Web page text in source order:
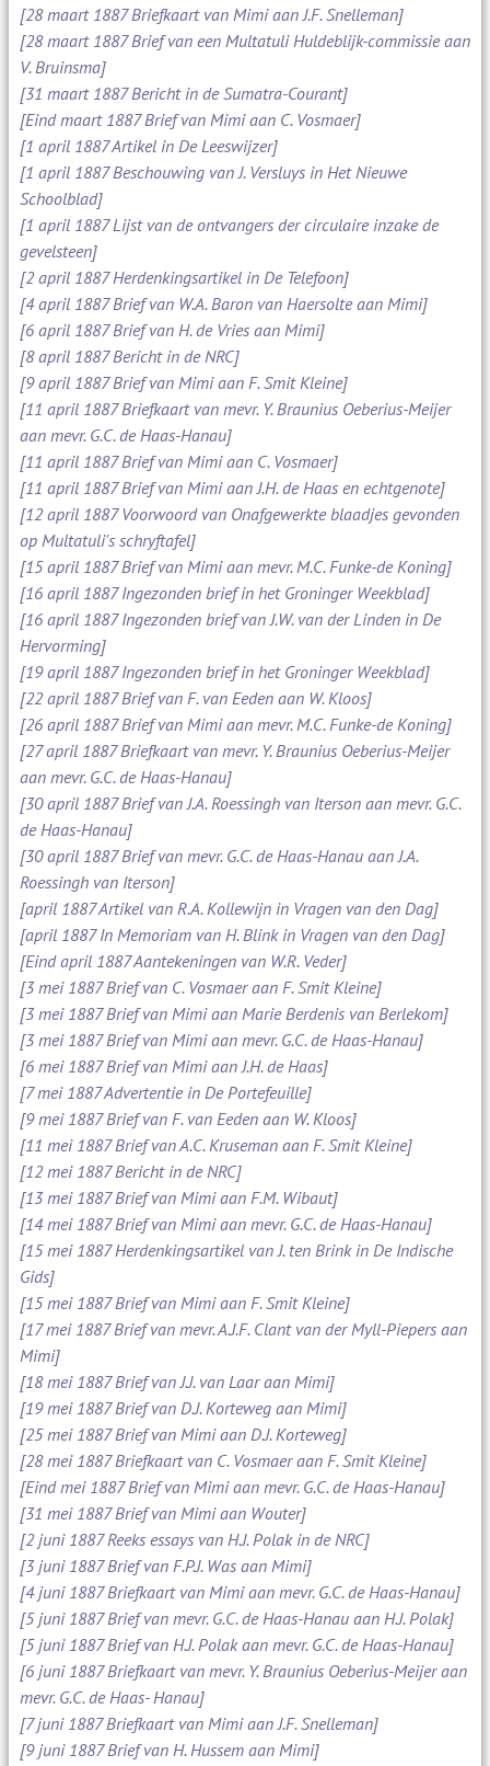
[28 maart 1887 Briefkaart van Mimi aan J.F. Snelleman]
[28 maart 1887 Brief van een Multatuli Huldeblijk-commissie aan
V. Bruinsma]
[31 maart 1887 Bericht in de Sumatra-Courant]
[Eind maart 1887 Brief van Mimi aan C. Vosmaer]
[1 april 1887 Artikel in De Leeswijzer]
[1 april 1887 Beschouwing van J. Versluys in Het Nieuwe
Schoolblad]
[1 april 1887 Lijst van de ontvangers der circulaire inzake de
gevelsteen]
[2 april 1887 Herdenkingsartikel in De Telefoon]
[4 april 1887 Brief van W.A. Baron van Haersolte aan Mimi]
[6 april 1887 Brief van H. de Vries aan Mimi]
[8 april 1887 Bericht in de NRC]
[9 april 1887 Brief van Mimi aan F. Smit Kleine]
[11 april 1887 Briefkaart van mevr. Y. Braunius Oeberius-Meijer
aan mevr. G.C. de Haas-Hanau]
[11 april 1887 Brief van Mimi aan C. Vosmaer]
[11 april 1887 Brief van Mimi aan J.H. de Haas en echtgenote]
[12 april 1887 Voorwoord van Onafgewerkte blaadjes gevonden
op Multatuli's schryftafel]
[15 april 1887 Brief van Mimi aan mevr. M.C. Funke-de Koning]
[16 april 1887 Ingezonden brief in het Groninger Weekblad]
[16 april 1887 Ingezonden brief van J.W. van der Linden in De
Hervorming]
[19 april 1887 Ingezonden brief in het Groninger Weekblad]
[22 april 1887 Brief van F. van Eeden aan W. Kloos]
[26 april 1887 Brief van Mimi aan mevr. M.C. Funke-de Koning]
[27 april 1887 Briefkaart van mevr. Y. Braunius Oeberius-Meijer
aan mevr. G.C. de Haas-Hanau]
[30 april 1887 Brief van J.A. Roessingh van Iterson aan mevr. G.C.
de Haas-Hanau]
[30 april 1887 Brief van mevr. G.C. de Haas-Hanau aan J.A.
Roessingh van Iterson]
[april 1887 Artikel van R.A. Kollewijn in Vragen van den Dag]
[april 1887 In Memoriam van H. Blink in Vragen van den Dag]
[Eind april 1887 Aantekeningen van W.R. Veder]
[3 mei 1887 Brief van C. Vosmaer aan F. Smit Kleine]
[3 mei 1887 Brief van Mimi aan Marie Berdenis van Berlekom]
[3 mei 1887 Brief van Mimi aan mevr. G.C. de Haas-Hanau]
[6 mei 1887 Brief van Mimi aan J.H. de Haas]
[7 mei 1887 Advertentie in De Portefeuille]
[9 mei 1887 Brief van F. van Eeden aan W. Kloos]
[11 mei 1887 Brief van A.C. Kruseman aan F. Smit Kleine]
[12 mei 1887 Bericht in de NRC]
[13 mei 1887 Brief van Mimi aan F.M. Wibaut]
[14 mei 1887 Brief van Mimi aan mevr. G.C. de Haas-Hanau]
[15 mei 1887 Herdenkingsartikel van J. ten Brink in De Indische
Gids]
[15 mei 1887 Brief van Mimi aan F. Smit Kleine]
[17 mei 1887 Brief van mevr. A.J.F. Clant van der Myll-Piepers aan
Mimi]
[18 mei 1887 Brief van J.J. van Laar aan Mimi]
[19 mei 1887 Brief van D.J. Korteweg aan Mimi]
[25 mei 1887 Brief van Mimi aan D.J. Korteweg]
[28 mei 1887 Briefkaart van C. Vosmaer aan F. Smit Kleine]
[Eind mei 1887 Brief van Mimi aan mevr. G.C. de Haas-Hanau]
[31 mei 1887 Brief van Mimi aan Wouter]
[2 juni 1887 Reeks essays van H.J. Polak in de NRC]
[3 juni 1887 Brief van F.P.J. Was aan Mimi]
[4 juni 1887 Briefkaart van Mimi aan mevr. G.C. de Haas-Hanau]
[5 juni 1887 Brief van mevr. G.C. de Haas-Hanau aan H.J. Polak]
[5 juni 1887 Brief van H.J. Polak aan mevr. G.C. de Haas-Hanau]
[6 juni 1887 Briefkaart van mevr. Y. Braunius Oeberius-Meijer aan
mevr. G.C. de Haas- Hanau]
[7 juni 1887 Briefkaart van Mimi aan J.F. Snelleman]
[9 juni 1887 Brief van H. Hussem aan Mimi]